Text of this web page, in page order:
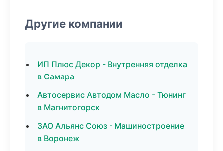
Другие компании
ИП Плюс Декор - Внутренняя отделка
в Самара
Автосервис Автодом Масло - Тюнинг
в Магнитогорск
ЗАО Альянс Союз - Машиностроение
в Воронеж